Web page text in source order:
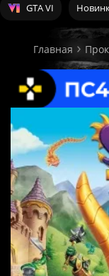
GTA VI
Главная